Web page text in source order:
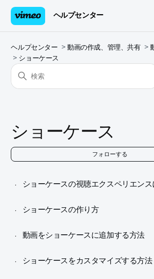
ヘルプセンター
ヘルプセンター 動画の作成、管理、共有
ショーケース
ショーケース
フォローする
ショーケースの視聴エクスペリエン
ショーケースの作り方
動画をショーケースに追加する方法
ショーケースをカスタマイズする方法